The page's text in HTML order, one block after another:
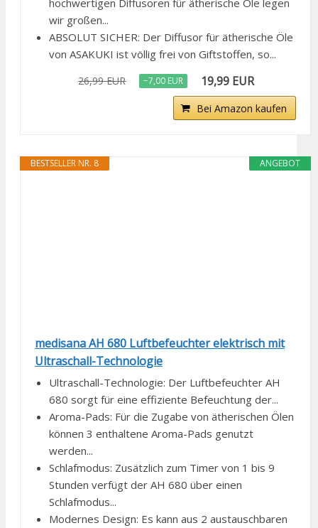
hochwertigen Diffusoren für ätherische Öle legen
wir großen...
ABSOLUT SICHER: Der Diffusor für ätherische Öle
von ASAKUKI ist völlig frei von Giftstoffen, so...
26,99 EUR −7,00 EUR 19,99 EUR
Bei Amazon kaufen
ANGEBOT
BESTSELLER NR. 8
medisana AH 680 Luftbefeuchter elektrisch mit
Ultraschall-Technologie
Ultraschall-Technologie: Der Luftbefeuchter AH
680 sorgt für eine effiziente Befeuchtung der...
Aroma-Pads: Für die Zugabe von ätherischen Ölen
können 3 enthaltene Aroma-Pads genutzt
werden...
Schlafmodus: Zusätzlich zum Timer von 1 bis 9
Stunden verfügt der AH 680 über einen
Schlafmodus...
Modernes Design: Es kann aus 2 austauschbaren